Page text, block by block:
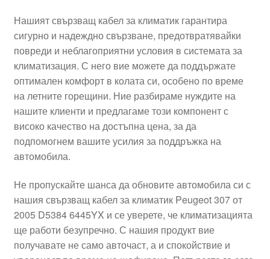
Политика за поверителност
Правила и условия
Процедура за рекламации
Разгледайте
Транспорт
Нашият свързващ кабел за климатик гарантира
сигурно и надеждно свързване, предотвратявайки
повреди и неблагоприятни условия в системата за
климатизация. С него вие можете да поддържате
оптимален комфорт в колата си, особено по време
на летните горещини. Ние разбираме нуждите на
нашите клиенти и предлагаме този компонент с
високо качество на достъпна цена, за да
подпомогнем вашите усилия за поддръжка на
автомобила.
Не пропускайте шанса да обновите автомобила си с
нашия свързващ кабел за климатик Peugeot 307 от
2005 D5384 6445YX и се уверете, че климатизацията
ще работи безупречно. С нашия продукт вие
получавате не само авточаст, а и спокойствие и